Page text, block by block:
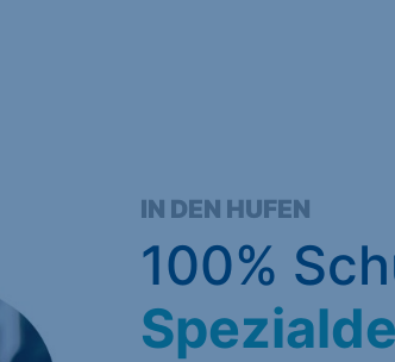
IN DEN HUFEN
100%